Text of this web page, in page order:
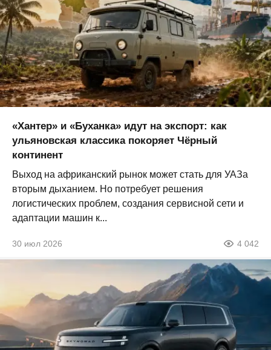
«Хантер» и «Буханка» идут на экспорт: как
ульяновская классика покоряет Чёрный
континент
Выход на африканский рынок может стать для УАЗа
вторым дыханием. Но потребует решения
логистических проблем, создания сервисной сети и
адаптации машин к...
30 июл 2026 4 042